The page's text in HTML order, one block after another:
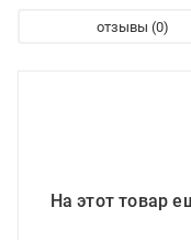
отзывы
На этот товар